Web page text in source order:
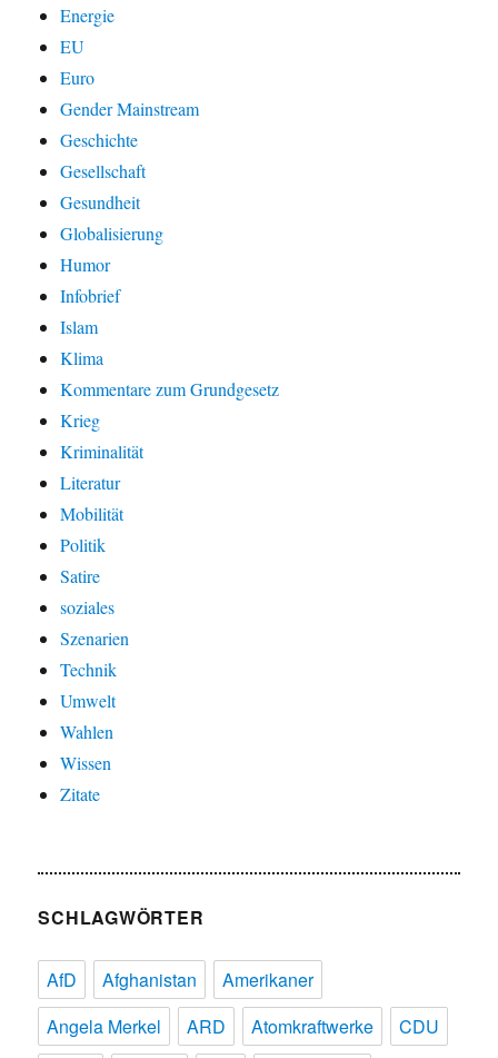
Energie
EU
Euro
Gender Mainstream
Geschichte
Gesellschaft
Gesundheit
Globalisierung
Humor
Infobrief
Islam
Klima
Kommentare zum Grundgesetz
Krieg
Kriminalität
Literatur
Mobilität
Politik
Satire
soziales
Szenarien
Technik
Umwelt
Wahlen
Wissen
Zitate
SCHLAGWÖRTER
AfD Afghanistan
Amerikaner
Angela Merkel
ARD Atomkraftwerke
CDU